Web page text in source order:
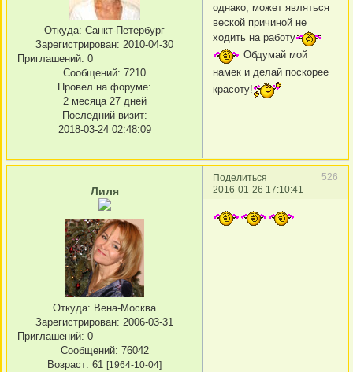
Откуда: Санкт-Петербург
Зарегистрирован: 2010-04-30
Приглашений: 0
Сообщений: 7210
Провел на форуме:
2 месяца 27 дней
Последний визит:
2018-03-24 02:48:09
однако, может являться
веской причиной не
ходить на работу
Обдумай мой
намек и делай поскорее
красоту!
Поделиться
526
2016-01-26 17:10:41
Лиля
Откуда: Вена-Москва
Зарегистрирован: 2006-03-31
Приглашений: 0
Сообщений: 76042
Возраст: 61 [1964-10-04]